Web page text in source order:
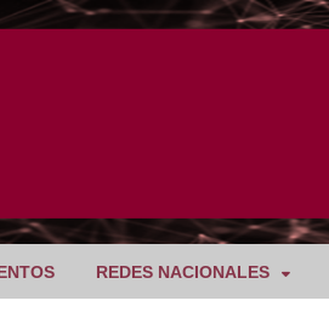
REDES NACIONALES